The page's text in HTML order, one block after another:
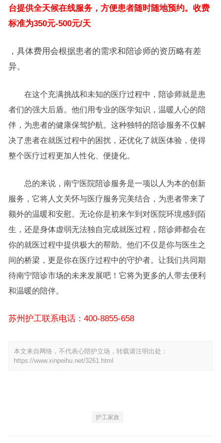
台提供全天候在线服务，方便患者随时随地预约。收费
标准为350元-500元/天
，具体费用会根据患者的需求和陪诊师的资历略有差
异。
在这个充满挑战和未知的医疗过程中，陪诊师就是患
者们的强大后盾。他们用专业的医学知识，温暖人心的陪
伴，为患者的健康保驾护航。这种独特的陪诊服务不仅解
决了患者在就医过程中的困扰，还优化了就医体验，使得
整个医疗过程更加人性化、便捷化。
总的来说，南宁医院陪诊服务是一项以人为本的创新
服务，它将人文关怀与医疗服务完美结合，为患者带来了
额外的温暖和安慰。无论你是初来乍到对医院环境感到陌
生，还是身体虚弱无法独自完成就医过程，陪诊师都会在
你的就医过程中提供极大的帮助。他们不仅是你与医生之
间的桥梁，更是你在医疗过程中的守护者。让我们共同期
待南宁陪诊市场的未来发展吧！它将为更多的人带去便利
和温暖的陪伴。
苏州护工联系电话：400-8855-658
本文来自网络，不代表心陪护立场，转载请注明出处：
https://www.xinpeihu.net/3261.html
护工家政